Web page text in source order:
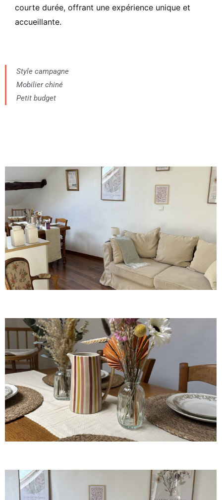
courte durée, offrant une expérience unique et
accueillante.
Style campagne
Mobilier chiné
Petit budget